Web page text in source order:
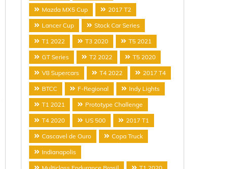
Mazda MX5 Cup 2017 T2
Lancer Cup Stock Car Series
T1 2022 T3 2020 T5 2021
GT Series T2 2022 T5 2020
V8 Supercars T4 2022 2017 T4
BTCC F-Regional Indy Lights
T1 2021 Prototype Challenge
T4 2020 US 500 2017 T1
Cascavel de Ouro Copa Truck
Indianapolis